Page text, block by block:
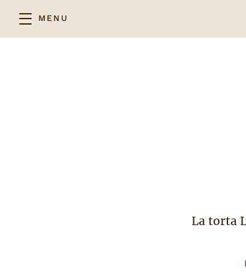
MENU
La torta